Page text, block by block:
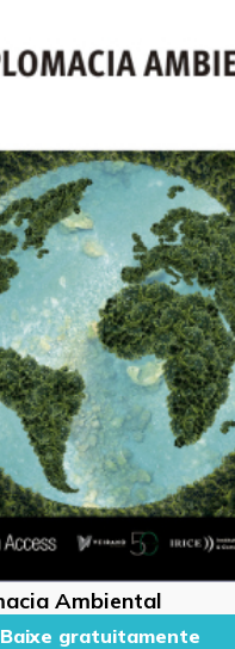
Ambiental
Baixe gratuitamente